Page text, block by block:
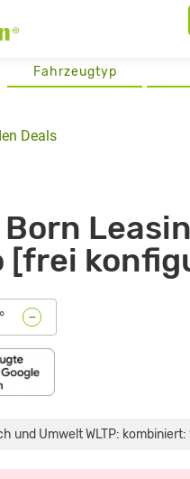
Fahrzeugtyp
Deals
[frei
-
und Umwelt WLTP: